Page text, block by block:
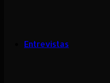
Entrevistas